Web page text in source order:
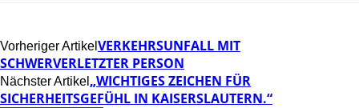
Vorheriger Artikel VERKEHRSUNFALL MIT
SCHWERVERLETZTER PERSON
Nächster Artikel „WICHTIGES ZEICHEN FÜR
SICHERHEITSGEFÜHL IN KAISERSLAUTERN.“